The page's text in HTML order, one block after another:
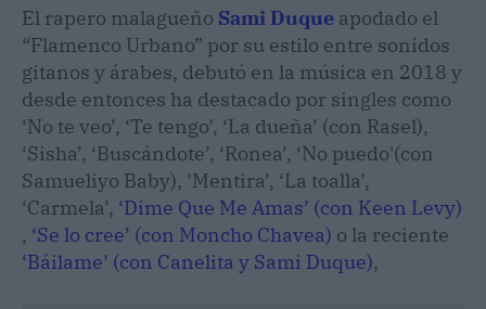
El rapero malagueño Sami Duque apodado el
“Flamenco Urbano” por su estilo entre sonidos
gitanos y árabes, debutó en la música en 2018 y
desde entonces ha destacado por singles como
‘No te veo’, ‘Te tengo’, ‘La dueña’ (con Rasel),
‘Sisha’, ‘Buscándote’, ‘Ronea’, ‘No puedo'(con
Samueliyo Baby), ’Mentira’, ‘La toalla’,
‘Carmela’, ‘Dime Que Me Amas’ (con Keen Levy)
, ‘Se lo cree’ (con Moncho Chavea) o la reciente
‘Báilame’ (con Canelita y Sami Duque),